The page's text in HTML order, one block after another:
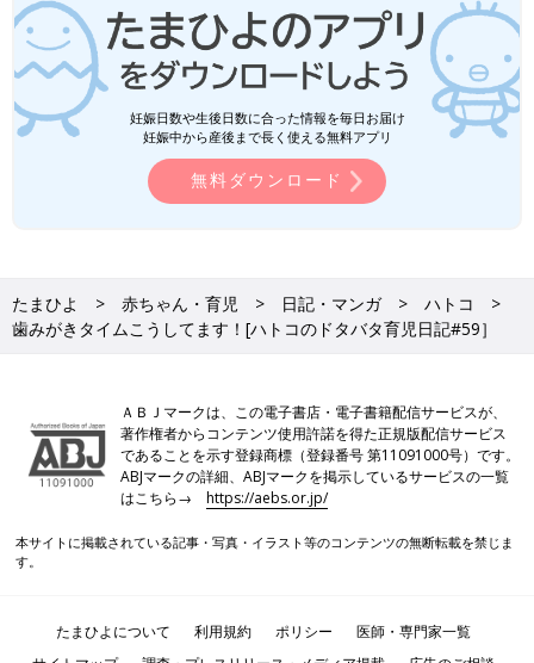
妊娠日数や生後日数に合った情報を毎日お届け
妊娠中から産後まで長く使える無料アプリ
無料ダウンロード
たまひよ 赤ちゃん・育児 日記・マンガ
ハトコ
歯みがきタイムこうしてます！[ハトコのドタバタ育児日記#59］
ＡＢＪマークは、この電子書店・電子書籍配信サービスが、
著作権者からコンテンツ使用許諾を得た正規版配信サービス
であることを示す登録商標（登録番号 第11091000号）です。
ABJマークの詳細、ABJマークを掲示しているサービスの一覧
はこちら→https://aebs.or.jp/
本サイトに掲載されている記事・写真・イラスト等のコンテンツの無断転載を禁じま
す。
たまひよについて 利用規約 ポリシー
医師・専門家一覧